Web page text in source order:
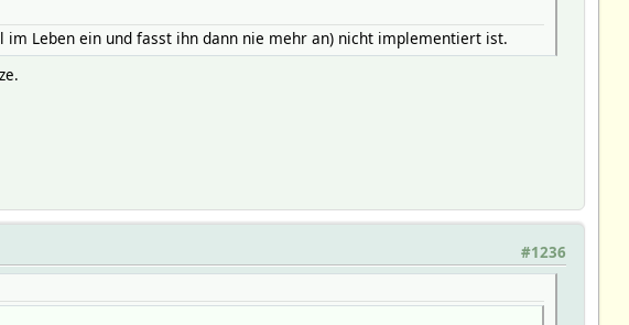
Leben ein und fasst ihn dann nie mehr an) nicht implementiert ist.
#1236